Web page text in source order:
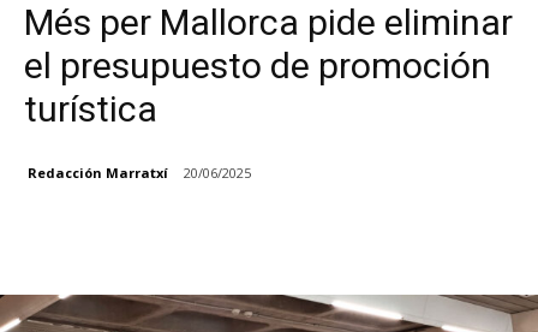
Més per Mallorca pide eliminar
el presupuesto de promoción
turística
Redacción Marratxí 20/06/2025